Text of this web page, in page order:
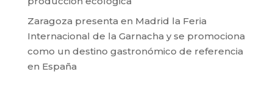
Zaragoza presenta en Madrid la Feria
Internacional de la Garnacha y se promociona
como un destino gastronómico de referencia
en España